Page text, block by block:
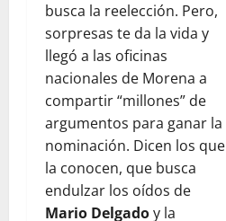
busca la reelección. Pero,
sorpresas te da la vida y
llegó a las oficinas
nacionales de Morena a
compartir “millones” de
argumentos para ganar la
nominación. Dicen los que
la conocen, que busca
endulzar los oídos de
Mario Delgadoy la